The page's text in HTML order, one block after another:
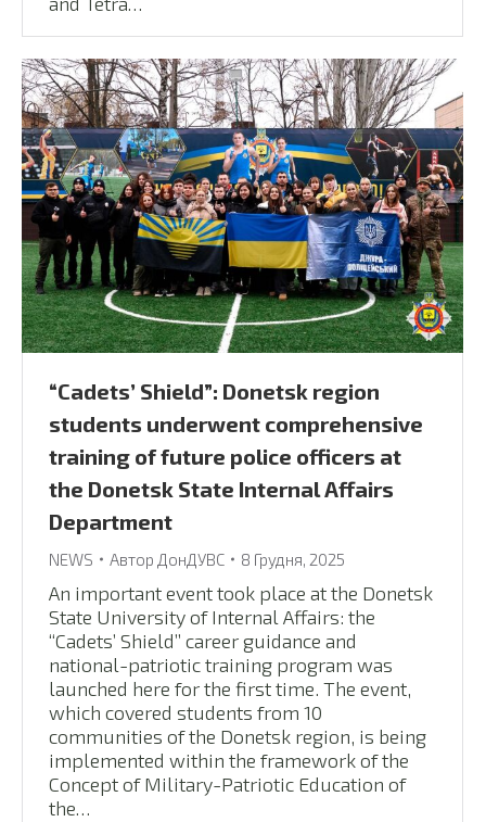
“Cadets’ Shield”: Donetsk region
students underwent comprehensive
training of future police officers at
the Donetsk State Internal Affairs
Department
NEWS Автор ДонДУВС 8 Грудня, 2025
An important event took place at the Donetsk
State University of Internal Affairs: the
“Cadets’ Shield” career guidance and
national-patriotic training program was
launched here for the first time. The event,
which covered students from 10
communities of the Donetsk region, is being
implemented within the framework of the
Concept of Military-Patriotic Education of
the…